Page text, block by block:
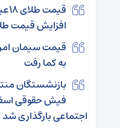
افزایش قیمت
به کما رفت
بازنشستگان
فیش حقوقی
اجتماعی بارگذاری شد